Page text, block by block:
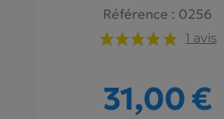
Référence : 0256
1 avis
31,00 €